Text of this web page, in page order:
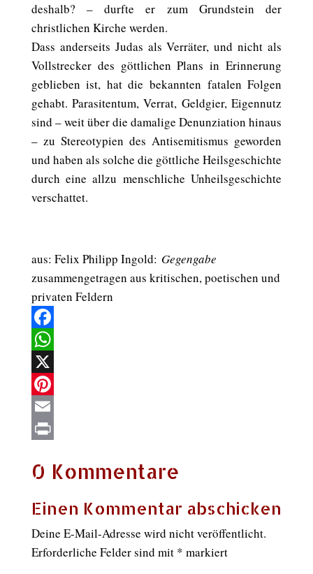
deshalb? – durfte er zum Grundstein der
christlichen Kirche werden.
Dass anderseits Judas als Verräter, und nicht als
Vollstrecker des göttlichen Plans in Erinnerung
geblieben ist, hat die bekannten fatalen Folgen
gehabt. Parasitentum, Verrat, Geldgier, Eigennutz
sind – weit über die damalige Denunziation hinaus
– zu Stereotypien des Antisemitismus geworden
und haben als solche die göttliche Heilsgeschichte
durch eine allzu menschliche Unheilsgeschichte
verschattet.
aus: Felix Philipp Ingold: Gegengabe
zusammengetragen aus kritischen, poetischen und
privaten Feldern
Facebook
WhatsApp
X
Pinterest
Email
0 Kommentare
Einen Kommentar abschicken
Deine E-Mail-Adresse wird nicht veröffentlicht.
Erforderliche Felder sind mit * markiert